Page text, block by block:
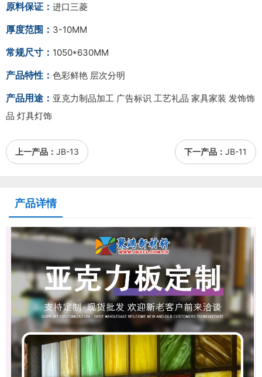
原料保证： 进口三菱
厚度范围： 3-10MM
常规尺寸： 1050*630MM
产品特性： 色彩鲜艳 层次分明
产品用途： 亚克力制品加工 广告标识 工艺礼品 家具家装 发饰饰
品 灯具灯饰
上一产品： JB-13 下一产品： JB-11
产品详情